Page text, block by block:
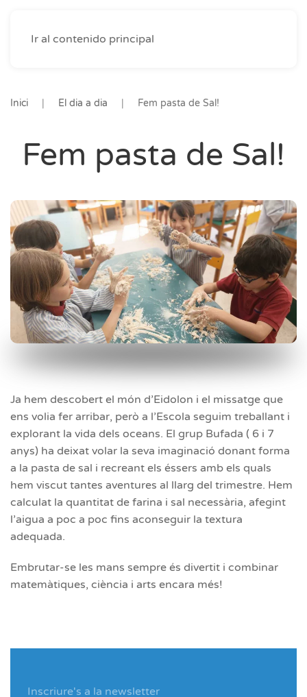
Ir al contenido principal
Inici El dia a dia Fem pasta de Sal!
Fem pasta de Sal!
Ja hem descobert el món d’Eidolon i el missatge que
ens volia fer arribar, però a l’Escola seguim treballant i
explorant la vida dels oceans. El grup Bufada ( 6 i 7
anys) ha deixat volar la seva imaginació donant forma
a la pasta de sal i recreant els éssers amb els quals
hem viscut tantes aventures al llarg del trimestre. Hem
calculat la quantitat de farina i sal necessària, afegint
l’aigua a poc a poc fins aconseguir la textura
adequada.
Embrutar-se les mans sempre és divertit i combinar
matemàtiques, ciència i arts encara més!